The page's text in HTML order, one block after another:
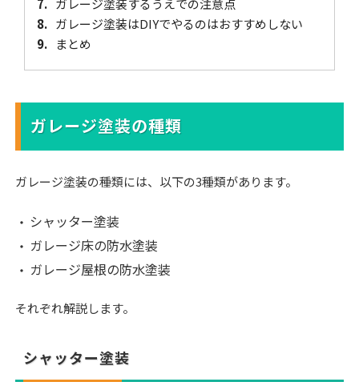
8. ガレージ塗装はDIYでやるのはおすすめしない
9.
まとめ
ガレージ塗装の種類
ガレージ塗装の種類には、以下の3種類があります。
シャッター塗装
ガレージ床の防水塗装
ガレージ屋根の防水塗装
それぞれ解説します。
シャッター塗装